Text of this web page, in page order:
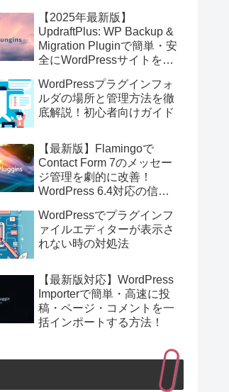
【2025年最新版】
UpdraftPlus: WP Backup &
Migration Pluginで簡単・安
全にWordPressサイトを即
WordPressプラグインフォ
ルダの場所と管理方法を徹
底解説！初心者向けガイド
【最新版】Flamingoで
Contact Form 7のメッセー
ジ管理を劇的に改善！
WordPress 6.4対応の信頼
WordPressでプラグインフ
ァイルエディターが表示さ
れない時の対処法
【最新版対応】WordPress
Importerで簡単・高速に投
稿・ページ・コメントを一
括インポートする方法！